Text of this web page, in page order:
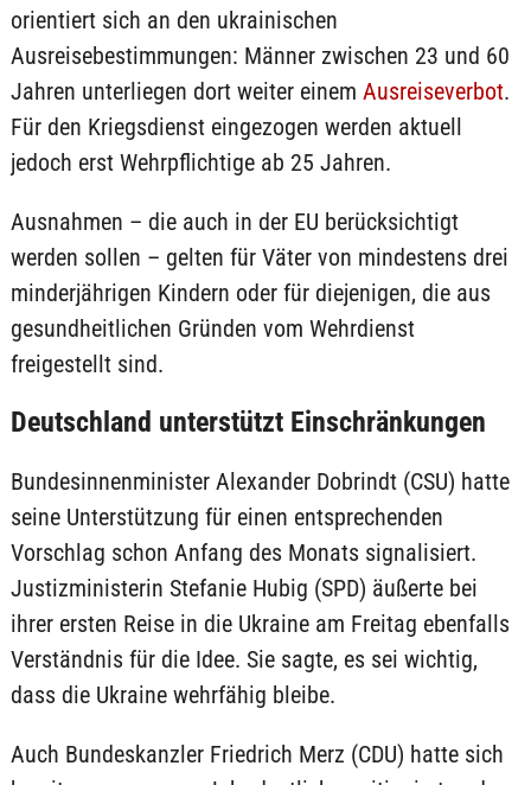
orientiert sich an den ukrainischen
Ausreisebestimmungen: Männer zwischen 23 und 60
Jahren unterliegen dort weiter einem Ausreiseverbot.
Für den Kriegsdienst eingezogen werden aktuell
jedoch erst Wehrpflichtige ab 25 Jahren.
Ausnahmen – die auch in der EU berücksichtigt
werden sollen – gelten für Väter von mindestens drei
minderjährigen Kindern oder für diejenigen, die aus
gesundheitlichen Gründen vom Wehrdienst
freigestellt sind.
Deutschland unterstützt Einschränkungen
Bundesinnenminister Alexander Dobrindt (CSU) hatte
seine Unterstützung für einen entsprechenden
Vorschlag schon Anfang des Monats signalisiert.
Justizministerin Stefanie Hubig (SPD) äußerte bei
ihrer ersten Reise in die Ukraine am Freitag ebenfalls
Verständnis für die Idee. Sie sagte, es sei wichtig,
dass die Ukraine wehrfähig bleibe.
Auch Bundeskanzler Friedrich Merz (CDU) hatte sich